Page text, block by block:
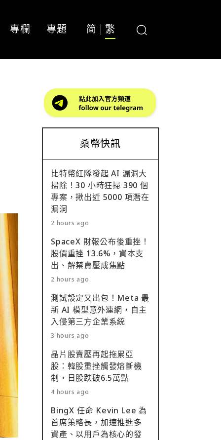
專欄 專題 简 繁
桑幣快訊
比特幣紅隊發起 AI 漏洞大
掃除！30 小時狂掃 390 個
專案，揪出近 5000 項潛在
漏洞
2 hours ago
SpaceX 財報公布後重挫！
股價重挫 13.6%，資本支
出、解禁賣壓成焦點
2 hours ago
測試設定又出包！Meta 最
新 AI 模型意外連網，自主
入侵第三方企業系統
3 hours ago
晶片股賣壓再起拖累亞
股：韓股重挫觸發熔斷機
制，日股跌破6.5萬點
4 hours ago
BingX 任命 Kevin Lee 為
首席策略長，加速推進多
資產、以用戶為核心的發